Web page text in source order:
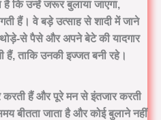
है कि उन्हें जरूर बुलाया जाएगा,
हैं। वे बड़े उत्साह से शादी में जाने
से पैसे और अपने बेटे की यादगार
हैं, ताकि उनकी इज्जत बनी रहे।
करती हैं और पूरे मन से इंतजार करती
बीतता जाता है और कोई बुलाने नहीं